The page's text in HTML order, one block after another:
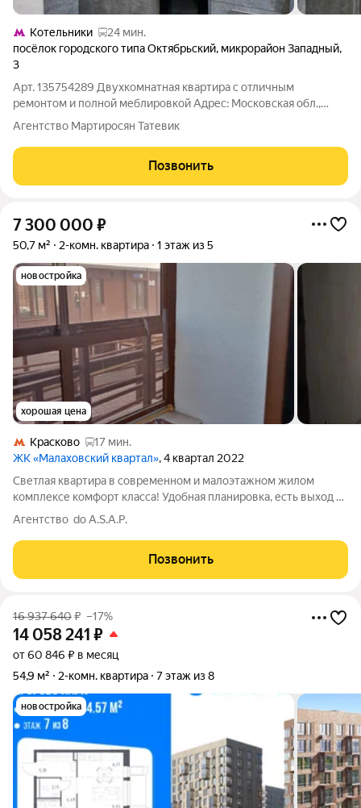
Котельники
24 мин.
посёлок городского типа Октябрьский, микрорайон Западный,
3
Арт. 135754289 Двухкомнатная квартира с отличным
ремонтом и полной меблировкой Адрес: Московская обл.,
г.о.Люберцы, пгт Октябрьский, мкр.Западный, дом 3 Площадь
квартиры: 53,5 м Этаж / Этажность: 8 из 17 Тип дома:
Панельный Продается 2-комнатная
Агентство Мартиросян Татевик
Позвонить
7 300 000 ₽
50,7 м² 2-комн. квартира 1 этаж из 5
новостройка
хорошая цена
Красково
17 мин.
ЖК «Малаховский квартал», 4 квартал 2022
Светлая квартира в современном и малоэтажном жилом
комплексе комфорт класса! Удобная планировка, есть выход на
лоджию с панорамными окнами. Выполнена предчистовая
Выполнена электрическая разводка.
Агентство do A.S.A.P.
Позвонить
16 937 640₽ –17%
14 058 241 ₽
от 60 846 ₽ в месяц
54,9 м²
2-комн. квартира 7 этаж из 8
новостройка